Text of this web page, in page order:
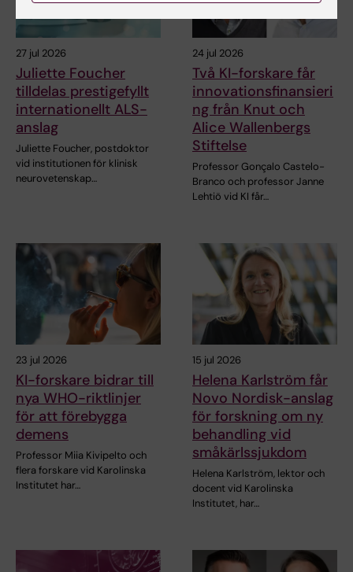
27 jul 2026
Juliette Foucher
tilldelas prestigefyllt
internationellt ALS-
anslag
Juliette Foucher, postdoktor
vid institutionen för klinisk
neurovetenskap…
24 jul 2026
Två KI-forskare får
innovationsfinansieri
ng från Knut och
Alice Wallenbergs
Stiftelse
Professor Gonçalo Castelo-
Branco och professor Janne
Lehtiö vid KI får…
23 jul 2026
KI-forskare bidrar till
nya WHO-riktlinjer
för att förebygga
demens
Professor Miia Kivipelto och
flera forskare vid Karolinska
Institutet har…
15 jul 2026
Helena Karlström får
Novo Nordisk-anslag
för forskning om ny
behandling vid
småkärlssjukdom
Helena Karlström, lektor och
docent vid Karolinska
Institutet, har…